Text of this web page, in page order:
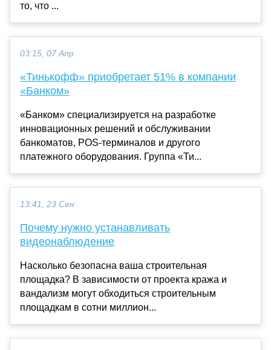
то, что ...
03:15, 07 Апр
«Тинькофф» приобретает 51% в компании
«Банком»
«Банком» специализируется на разработке
инновационных решений и обслуживании
банкоматов, POS-терминалов и другого
платежного оборудования. Группа «Ти...
13:41, 23 Сен
Почему нужно устанавливать
видеонаблюдение
Насколько безопасна ваша строительная
площадка? В зависимости от проекта кража и
вандализм могут обходиться строительным
площадкам в сотни миллион...